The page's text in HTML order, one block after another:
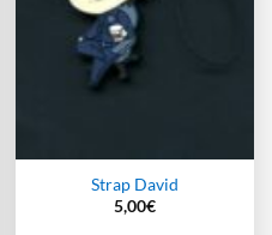
Strap David
5,00€